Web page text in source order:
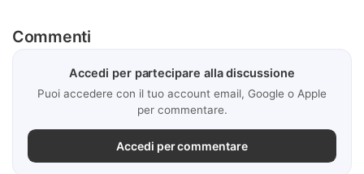
Commenti
Accedi per partecipare alla discussione
Puoi accedere con il tuo account email, Google o Apple
per commentare.
Accedi per commentare